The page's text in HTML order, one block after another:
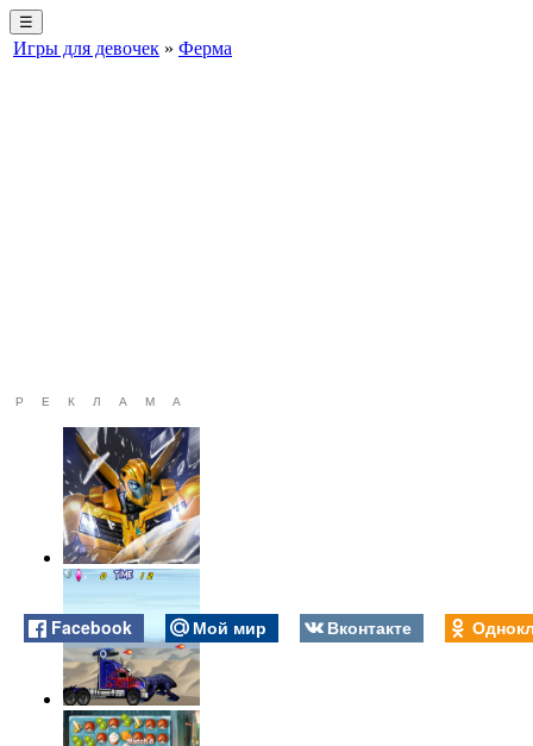
☰
Игры для девочек » Ферма
РЕКЛАМА
Facebook Мой мир Вконтакте